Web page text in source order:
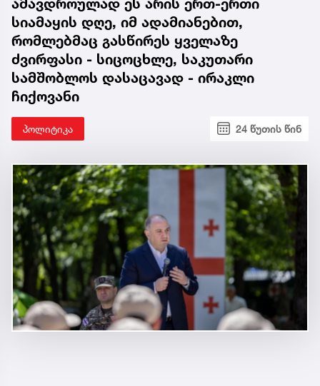
სიამაყის დღე, იმ ადამიანებით,
რომლებმაც გასწირეს ყველაზე
ძვირფასი - სიცოცხლე, საკუთარი
სამშობლოს დასაცავად - ირაკლი
ჩიქოვანი
პოლიტიკა 24 წუთის წინ